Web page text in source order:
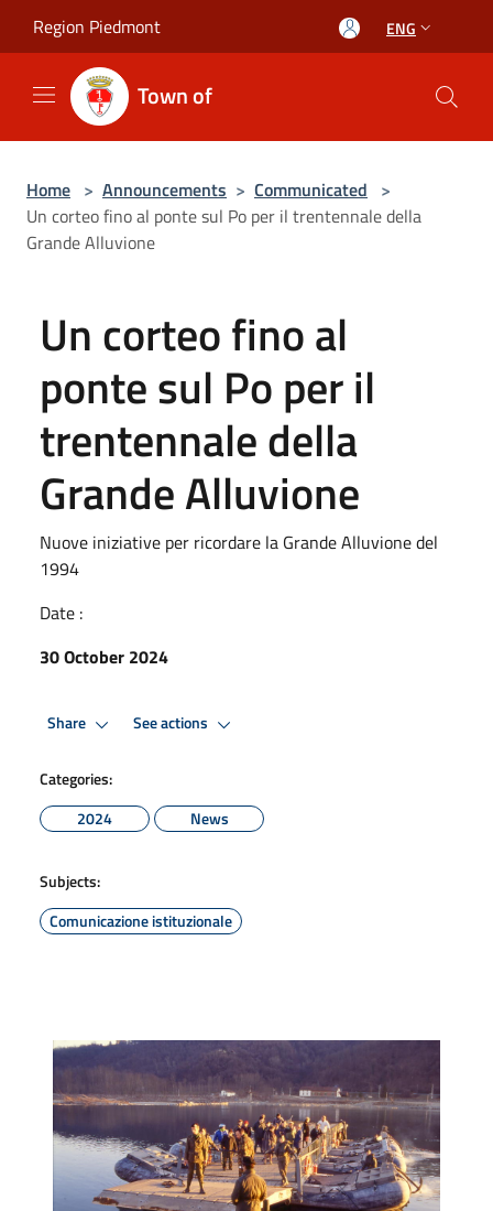
Region Piedmont ENG
Town of
Home > Announcements > Communicated >
Un corteo fino al ponte sul Po per il trentennale della
Grande Alluvione
Un corteo fino al
ponte sul Po per il
trentennale della
Grande Alluvione
Nuove iniziative per ricordare la Grande Alluvione del
1994
Date :
30 October 2024
Share See actions
Categories:
2024
News
Subjects:
Comunicazione istituzionale